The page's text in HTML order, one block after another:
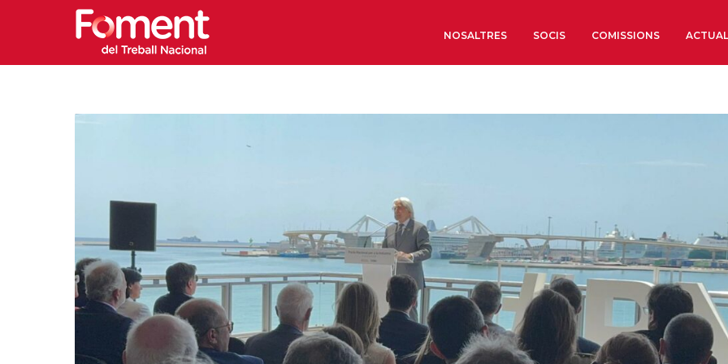
NOSALTRES
Institut d’Estudis
Societat Barcelonesa
Econòmics i Socials
Organitzacions
Organitzacions
Coneix més
SOCIS COMISSIONS